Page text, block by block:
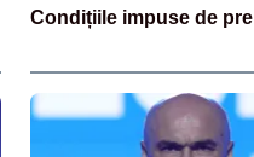
Condițiile impuse de